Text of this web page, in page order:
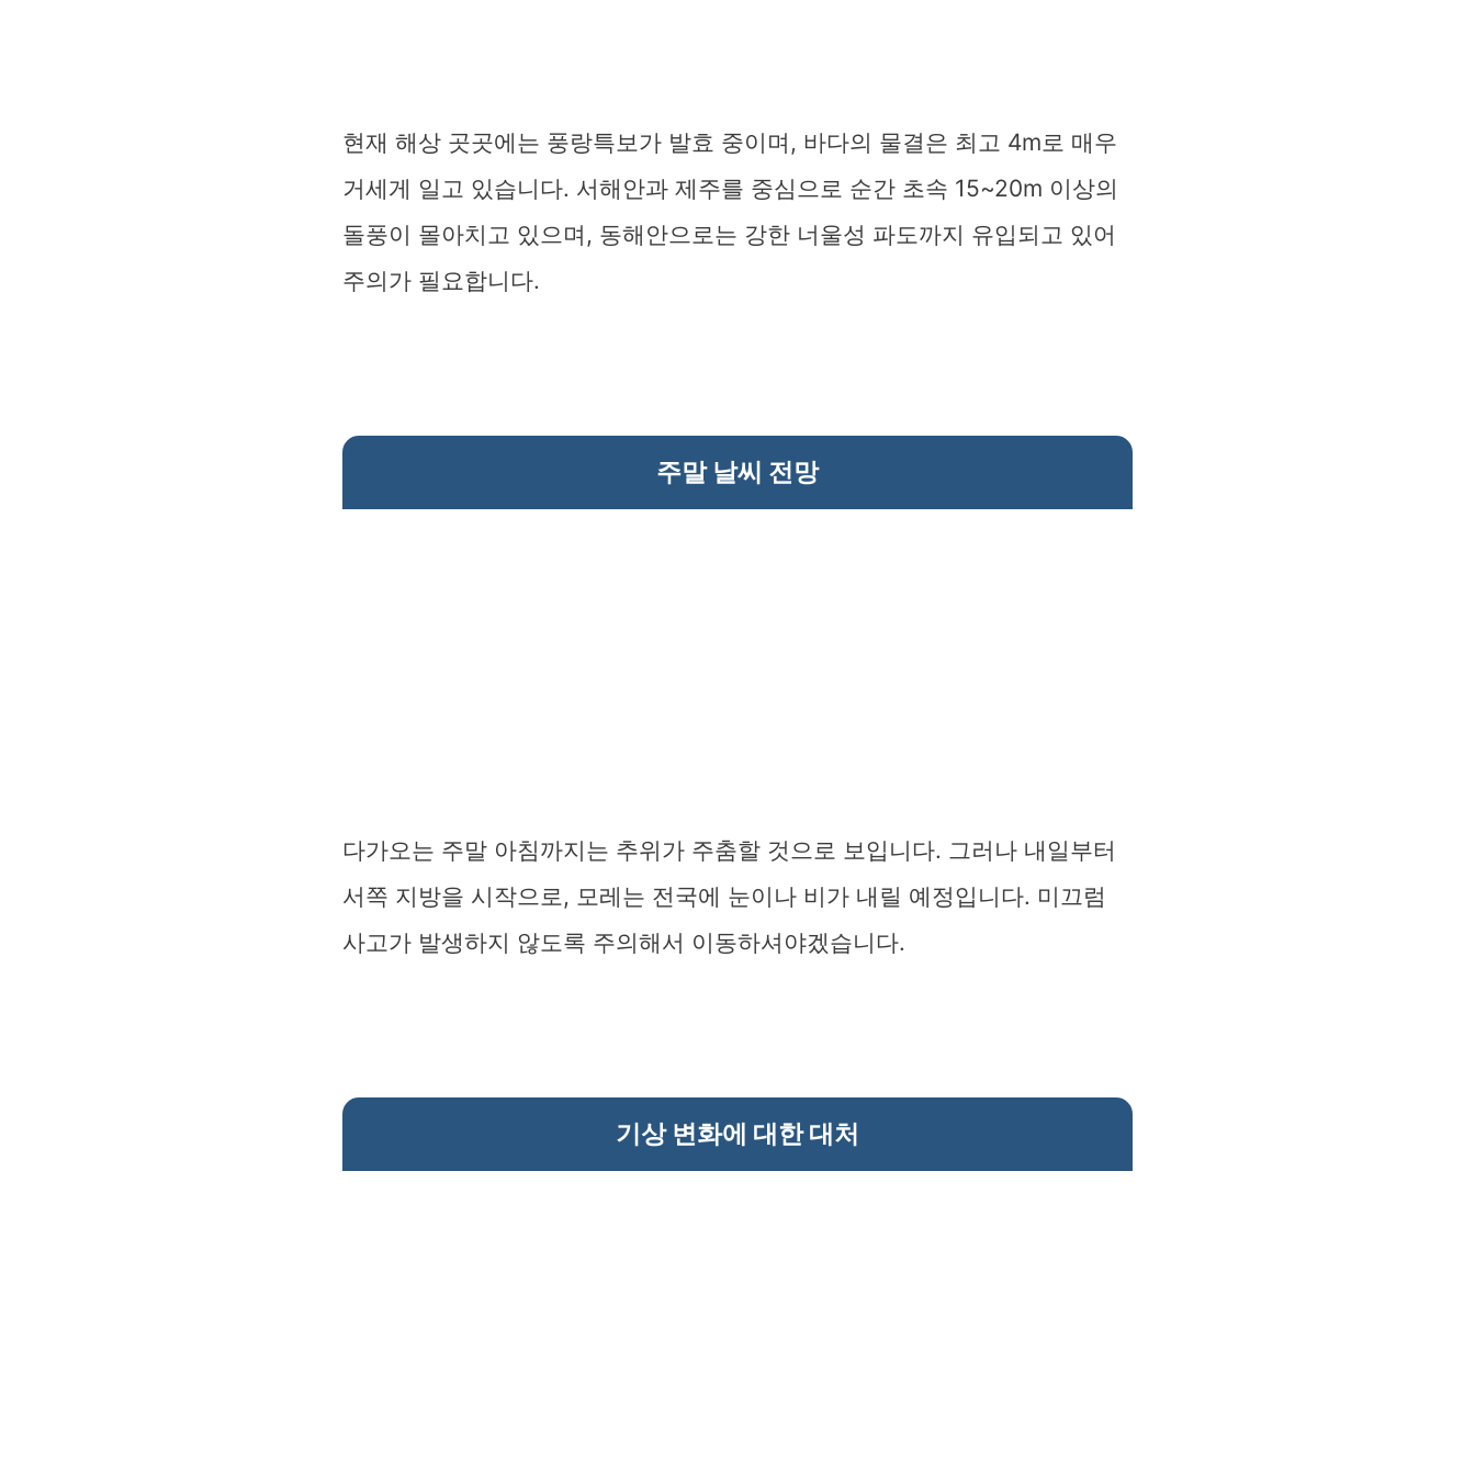
현재 해상 곳곳에는 풍랑특보가 발효 중이며, 바다의 물결은 최고 4m로 매우
거세게 일고 있습니다. 서해안과 제주를 중심으로 순간 초속 15~20m 이상의
돌풍이 몰아치고 있으며, 동해안으로는 강한 너울성 파도까지 유입되고 있어
주의가 필요합니다.
주말 날씨 전망
다가오는 주말 아침까지는 추위가 주춤할 것으로 보입니다. 그러나 내일부터
서쪽 지방을 시작으로, 모레는 전국에 눈이나 비가 내릴 예정입니다. 미끄럼
사고가 발생하지 않도록 주의해서 이동하셔야겠습니다.
기상 변화에 대한 대처